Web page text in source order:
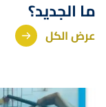
ما الجديد؟
عرض الكل